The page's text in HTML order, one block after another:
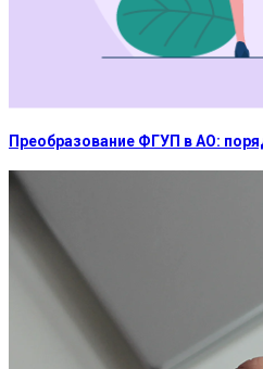
Преобразование ФГУП в АО: